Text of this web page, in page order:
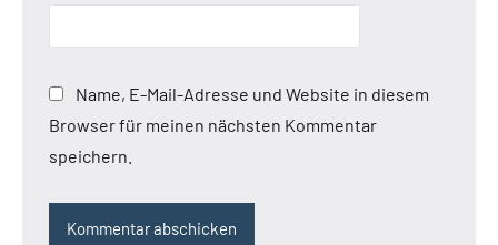
Name, E-Mail-Adresse und Website in diesem
Browser für meinen nächsten Kommentar
speichern.